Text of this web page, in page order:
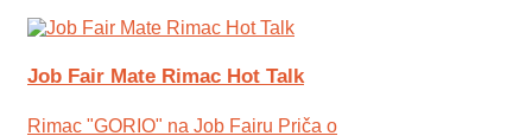
Job Fair Mate Rimac Hot Talk
Rimac "GORIO" na Job Fairu Priča o